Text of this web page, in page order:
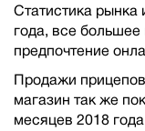
Статистика рынка
года, все
предпочтение
Продажи
магазин так же
месяцев 2018